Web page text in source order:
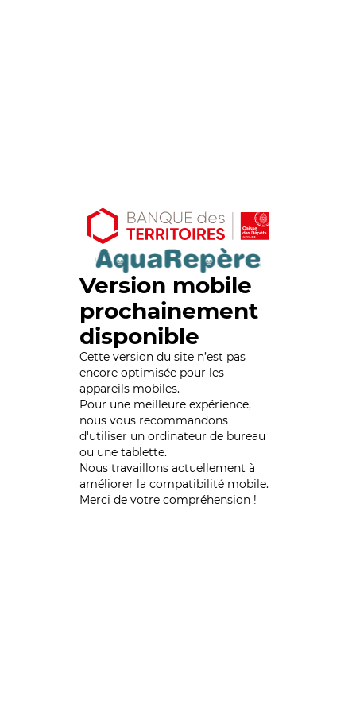
Version mobile
prochainement
disponible
Cette version du site n’est pas
encore optimisée pour les
appareils mobiles.
Pour une meilleure expérience,
nous vous recommandons
d'utiliser un ordinateur de bureau
ou une tablette.
Nous travaillons actuellement à
améliorer la compatibilité mobile.
Merci de votre compréhension !